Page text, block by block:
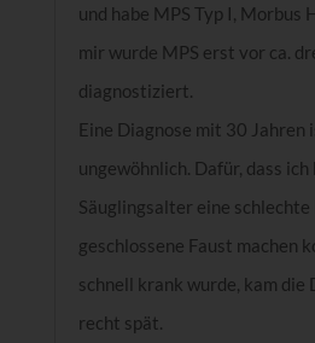
und habe MPS Typ I, Morbus
mir wurde MPS erst vor ca.
diagnostiziert.
Eine Diagnose mit 30 Jahren
ungewöhnlich. Dafür, dass
Säuglingsalter eine
geschlossene Faust machen
schnell krank wurde, kam die
recht spät.